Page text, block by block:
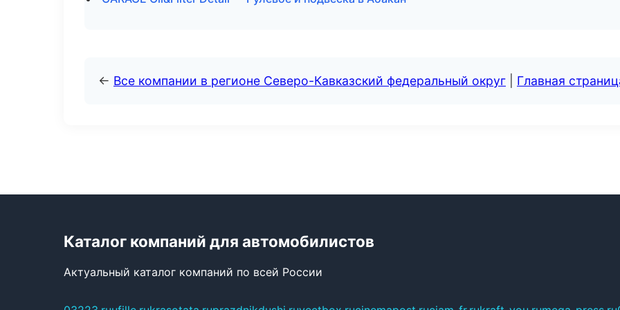
← Все компании в регионе Северо-Кавказский федеральный округ Главная
Каталог компаний для автомобилистов
Актуальный каталог компаний по всей России